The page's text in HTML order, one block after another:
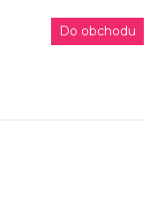
Do obchodu